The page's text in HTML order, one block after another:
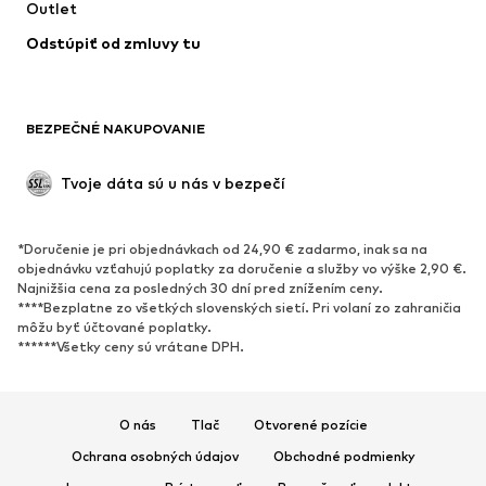
Kabáty
Plavky
Upcyklácia
Nové
Obľúbené
Tenisky
Členkové čižmy
Topánky na vysokom podpätku
Sandále
Papuče
Exkluzívne
Outlet
Odstúpiť od zmluvy tu
BEZPEČNÉ NAKUPOVANIE
Tvoje dáta sú u nás v bezpečí
*Doručenie je pri objednávkach od 24,90 € zadarmo, inak sa na
objednávku vzťahujú poplatky za doručenie a služby vo výške 2,90 €.
Najnižšia cena za posledných 30 dní pred znížením ceny.
****Bezplatne zo všetkých slovenských sietí. Pri volaní zo zahraničia
môžu byť účtované poplatky.
******Všetky ceny sú vrátane DPH.
O nás Tlač
Otvorené pozície
Ochrana osobných údajov
Obchodné podmienky